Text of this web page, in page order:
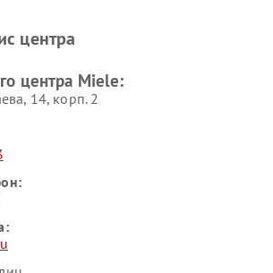
пылесосов Miele
центра
центра Miele:
14, корп. 2